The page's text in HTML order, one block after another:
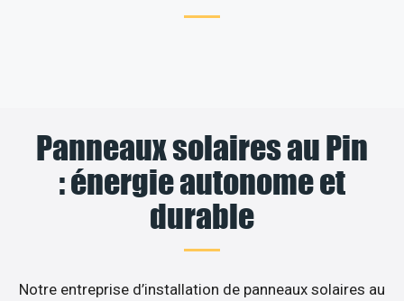
Panneaux solaires au Pin
: énergie autonome et
durable
Notre entreprise d’installation de panneaux solaires au